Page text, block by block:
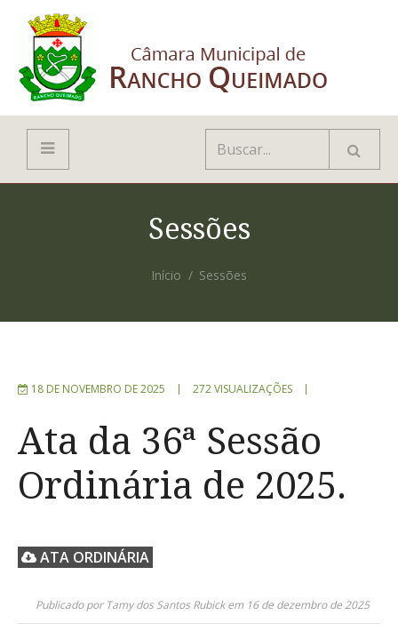
Sessões
Início Sessões
18 DE NOVEMBRO DE 2025 272 VISUALIZAÇÕES
Ata da 36ª Sessão
Ordinária de 2025.
ATA ORDINÁRIA
Publicado por Tamy dos Santos Rubick em 16 de dezembro de 2025